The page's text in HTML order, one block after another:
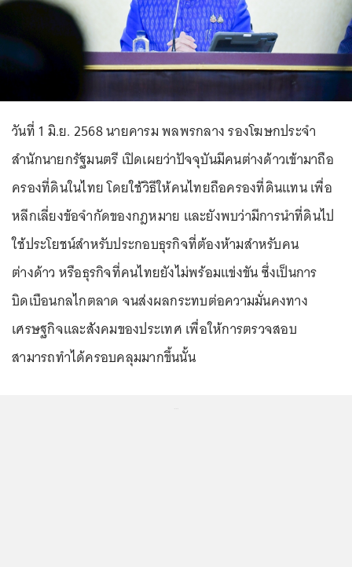
วันที่ 1 มิ.ย. 2568 นายคารม พลพรกลาง รองโฆษกประจำ
สำนักนายกรัฐมนตรี เปิดเผยว่าปัจจุบันมีคนต่างด้าวเข้ามาถือ
ครองที่ดินในไทย โดยใช้วิธีให้คนไทยถือครองที่ดินแทน เพื่อ
หลีกเลี่ยงข้อจำกัดของกฎหมาย และยังพบว่ามีการนำที่ดินไป
ใช้ประโยชน์สำหรับประกอบธุรกิจที่ต้องห้ามสำหรับคน
ต่างด้าว หรือธุรกิจที่คนไทยยังไม่พร้อมแข่งขัน ซึ่งเป็นการ
บิดเบือนกลไกตลาด จนส่งผลกระทบต่อความมั่นคงทาง
เศรษฐกิจและสังคมของประเทศ เพื่อให้การตรวจสอบ
สามารถทำได้ครอบคลุมมากขึ้นนั้น